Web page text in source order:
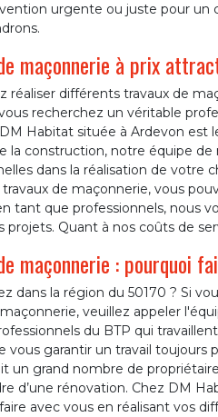
urgente ou juste pour
maçonnerie à prix
réaliser différents travaux de
recherchez un véritable
Habitat située à Ardevon est
la construction, notre équipe
dans la réalisation de votre
de maçonnerie, vous
tant que professionnels, nous
projets. Quant à nos coûts de
maçonnerie : pourquoi
dans la région du 50170 ? Si
veuillez appeler
du BTP qui
vous garantir un travail
un grand nombre de
d’une rénovation. Chez DM
avec vous en réalisant vos